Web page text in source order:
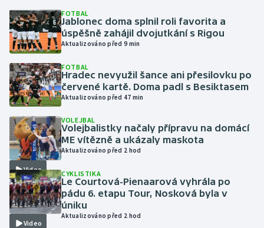
Gymnastika
Házená
Jezdectví
Judo
Krasobruslení
Lezení
Lyže a snowboard
Moderní pětiboj
FOTBAL
Jablonec doma splnil roli favorita a
úspěšně zahájil dvojutkání s Rigou
Aktualizováno před 9 min
FOTBAL
Hradec nevyužil šance ani přesilovku po
červené kartě. Doma padl s Besiktasem
Aktualizováno před 47 min
Video
VOLEJBAL
Volejbalistky načaly přípravu na domácí
ME vítězně a ukázaly maskota
Aktualizováno před 2 hod
Video
CYKLISTIKA
Le Courtová-Pienaarová vyhrála po
pádu 6. etapu Tour, Nosková byla v
úniku
Aktualizováno před 2 hod